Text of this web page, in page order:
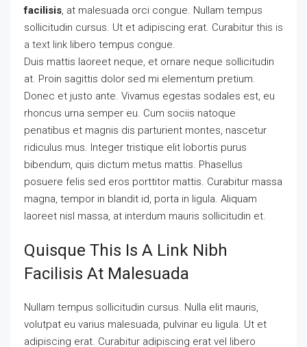
facilisis , at malesuada orci congue. Nullam tempus
sollicitudin cursus. Ut et adipiscing erat. Curabitur this is
a text link libero tempus congue.
Duis mattis laoreet neque, et ornare neque sollicitudin
at. Proin sagittis dolor sed mi elementum pretium.
Donec et justo ante. Vivamus egestas sodales est, eu
rhoncus urna semper eu. Cum sociis natoque
penatibus et magnis dis parturient montes, nascetur
ridiculus mus. Integer tristique elit lobortis purus
bibendum, quis dictum metus mattis. Phasellus
posuere felis sed eros porttitor mattis. Curabitur massa
magna, tempor in blandit id, porta in ligula. Aliquam
laoreet nisl massa, at interdum mauris sollicitudin et.
Quisque This Is A Link Nibh
Facilisis At Malesuada
Nullam tempus sollicitudin cursus. Nulla elit mauris,
volutpat eu varius malesuada, pulvinar eu ligula. Ut et
adipiscing erat. Curabitur adipiscing erat vel libero